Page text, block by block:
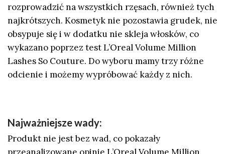
rozprowadzić na wszystkich rzęsach, również tych
najkrótszych. Kosmetyk nie pozostawia grudek, nie
obsypuje się i w dodatku nie skleja włosków, co
wykazano poprzez test L’Oreal Volume Million
Lashes So Couture. Do wyboru mamy trzy różne
odcienie i możemy wypróbować każdy z nich.
Najważniejsze wady:
Produkt nie jest bez wad, co pokazały